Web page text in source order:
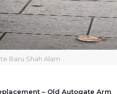
Baru Shah Alam
– Old Autogate Arm